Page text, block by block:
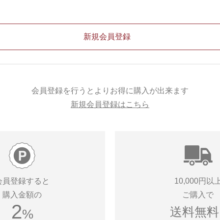
会員登録を行うとよりお得に購入が出来ます
新規会員登録はこちら
員登録すると
購入金額の
2%
10,000円以
ご購入で
送料無